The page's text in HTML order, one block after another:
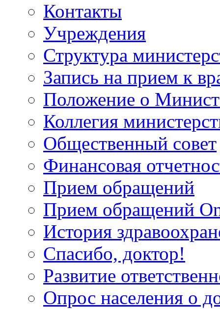
Контакты
Учреждения
Структура
Запись на прием к
Положение о
Коллегия
Общественный совет
Финансовая
Прием обращений
Прием обращений
История
Спасибо, доктор!
Развитие
Опрос населения о